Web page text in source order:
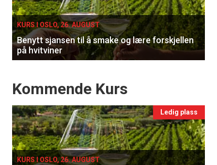
KURS I OSLO, 26. AUGUST
Benytt sjansen til å smake og lære forskjellen
på hvitviner
Events
Kommende Kurs
Ledig plass
KURS I OSLO, 26. AUGUST